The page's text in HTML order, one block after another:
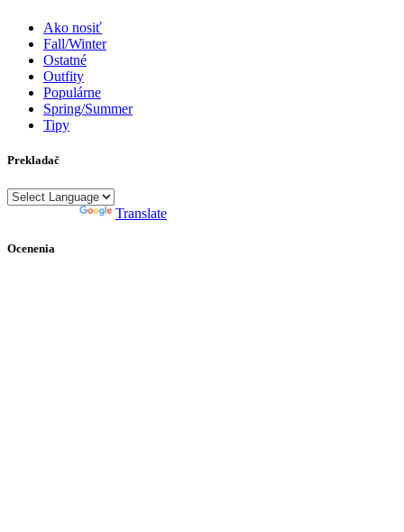
Ako nosiť
Fall/Winter
Ostatné
Outfity
Populárne
Spring/Summer
Tipy
Prekladač
Translate
Ocenenia